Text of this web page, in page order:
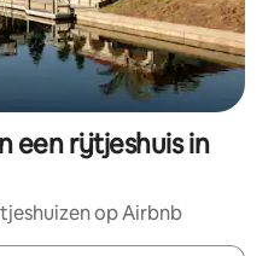
een rijtjeshuis in
op Airbnb